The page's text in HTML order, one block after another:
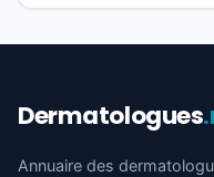
Dermatologues
Annuaire des